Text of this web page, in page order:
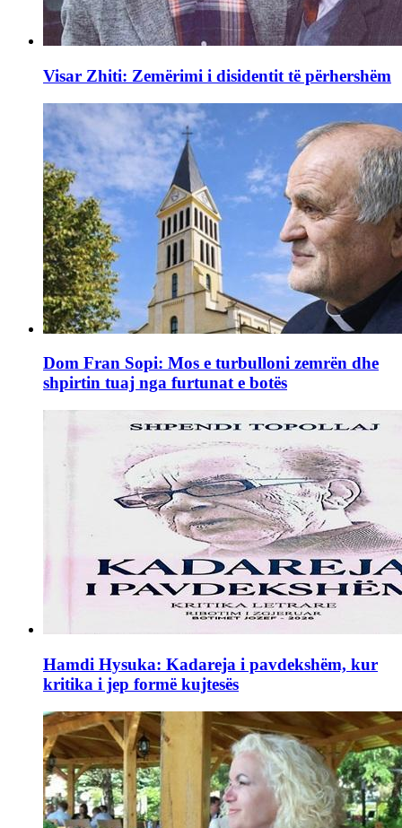
Visar Zhiti: Zemërimi i disidentit të përhershëm
Dom Fran Sopi: Mos e turbulloni zemrën dhe
shpirtin tuaj nga furtunat e botës
Hamdi Hysuka: Kadareja i pavdekshëm, kur
kritika i jep formë kujtesës